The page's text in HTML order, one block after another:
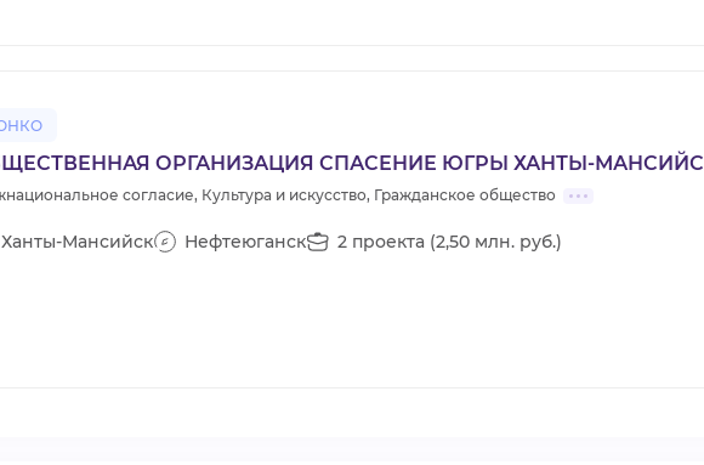
ОРГАНИЗАЦИЯ СПАСЕНИЕ ЮГРЫ ХАНТЫ-
согласие, Культура и искусство, Гражданское общество
Ханты-Мансийск Нефтеюганск 2 проекта (2,50 млн. руб.)